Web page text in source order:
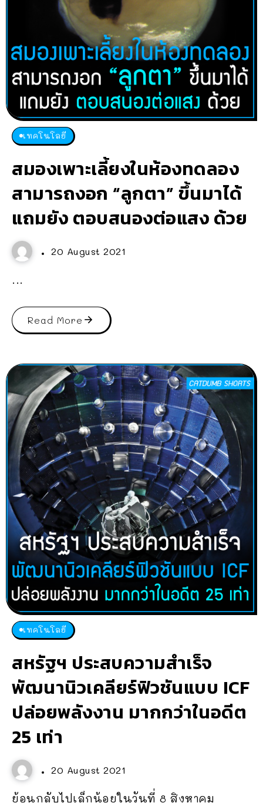
เทคโนโลยี
สมองเพาะเลี้ยงในห้องทดลอง
สามารถงอก “ลูกตา” ขึ้นมาได้
แถมยัง ตอบสนองต่อแสง ด้วย
20 August 2021
...
Read More
เทคโนโลยี
สหรัฐฯ ประสบความสำเร็จ
พัฒนานิวเคลียร์ฟิวชันแบบ ICF
ปล่อยพลังงาน มากกว่าในอดีต
25 เท่า
20 August 2021
ย้อนกลับไปเล็กน้อยในวันที่ 8 สิงหาคม